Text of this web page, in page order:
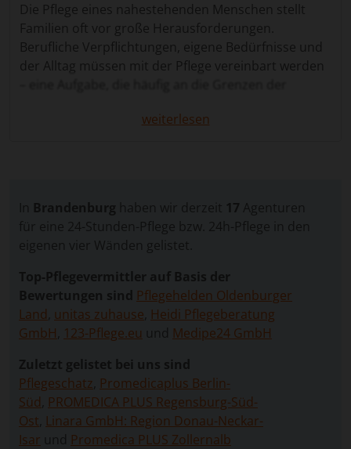
Die Pflege eines nahestehenden Menschen stellt
Familien oft vor große Herausforderungen.
Berufliche Verpflichtungen, eigene Bedürfnisse und
der Alltag müssen mit der Pflege vereinbart werden
bietet eine Lösung, die es ermöglicht,
persönliche Nähe und gibt sowohl den
Pflegebedürftigen als auch ihren Angehörigen
Entlastung und Sicherheit.
Über unser Vergleichsportal können Sie
unkompliziert die passende Betreuungskraft finden.
Sie stellen eine kostenlose und unverbindliche
Anfrage, die wir an geprüfte Vermittlungsagenturen
weiterleiten. Auf diese Weise erhalten Sie mehrere
Angebote, die Sie in Ruhe vergleichen können, um
die bestmögliche Betreuungslösung für Ihren
Angehörigen auszuwählen.
Die 24-Stunden-Betreuung ermöglicht es, den Alltag
weiterlesen
Brandenburg haben wir derzeit 17 Agenturen
für eine 24-Stunden-Pflege bzw. 24h-Pflege in den
eigenen vier Wänden gelistet.
Top-Pflegevermittler auf Basis der
Bewertungen sind Pflegehelden Oldenburger
Land unitas zuhause Heidi Pflegeberatung
GmbH 123-Pflege.eu und Medipe24 GmbH
Zuletzt gelistet bei uns sind
Pflegeschatz Promedicaplus Berlin-
Süd PROMEDICA PLUS Regensburg-Süd-
Ost Linara GmbH: Region Donau-Neckar-
Isar und Promedica PLUS Zollernalb